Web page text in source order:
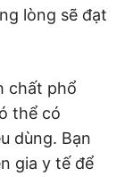
lòng sẽ đạt
chất phổ
thể có
dùng. Bạn
gia y tế để